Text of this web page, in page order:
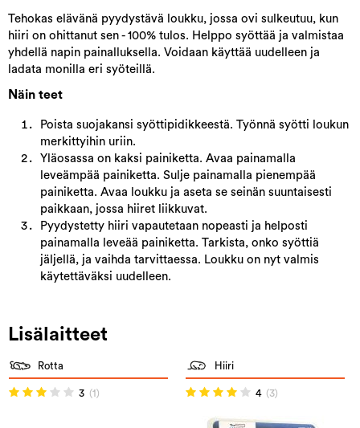
Tehokas elävänä pyydystävä loukku, jossa ovi sulkeutuu, kun
hiiri on ohittanut sen - 100% tulos. Helppo syöttää ja valmistaa
yhdellä napin painalluksella. Voidaan käyttää uudelleen ja
ladata monilla eri syöteillä.
Näin teet
Poista suojakansi syöttipidikkeestä. Työnnä syötti loukun
merkittyihin uriin.
Yläosassa on kaksi painiketta. Avaa painamalla
leveämpää painiketta. Sulje painamalla pienempää
painiketta. Avaa loukku ja aseta se seinän suuntaisesti
paikkaan, jossa hiiret liikkuvat.
Pyydystetty hiiri vapautetaan nopeasti ja helposti
painamalla leveää painiketta. Tarkista, onko syöttiä
jäljellä, ja vaihda tarvittaessa. Loukku on nyt valmis
käytettäväksi uudelleen.
Lisälaitteet
Rotta
3 (1)
Hiiri
4 (3)